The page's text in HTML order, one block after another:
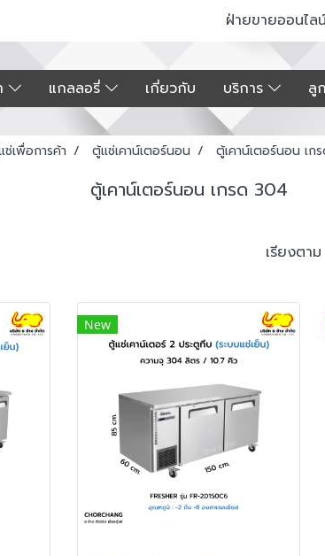
ฝ่ายขายออนไ
แกลลอรี่ เกี่ยวกับ บริการ ลู
ช่เพื่อการค้า ตู้แช่เคาน์เตอร์นอน ตู้เคาน์เตอร์นอน เก
ตู้เคาน์เตอร์นอน เกรด 304
เรียงตา
New